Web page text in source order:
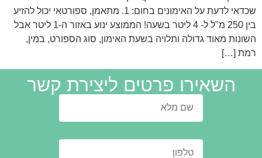
שכדאי לדעת על האימונים בחום: 1. מתאמן, ספורטאי יכול להזיע
בין 250 מ"ל ל- 4 ליטר בשעה! הממוצע ינוע באזור ה-1 ליטר אבל
השונות מאוד גדולה ותלויה בשעת האימון, סוג הספורט, במין,
רמת […]
השאירו פרטים ליצירת קשר